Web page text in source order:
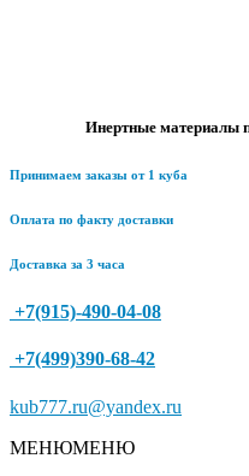
Инертные материалы
Принимаем заказы от 1 куба
Оплата по факту доставки
Доставка за 3 часа
+7(915)-490-04-08
+7(499)390-68-42
kub777.ru@yandex.ru
МЕНЮМЕНЮ